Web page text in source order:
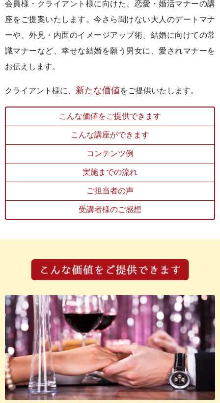
会員様・クライアント様に向けた、恋愛・婚活マナーの講
座をご提案いたします。今さら聞けない大人のデートマナ
ーや、外見・内面のイメージアップ術、結婚に向けての常
識マナーなど、幸せな結婚を願う男女に、愛されマナーを
お伝えします。
クライアント様に、 新たな価値をご提供いたします。
こんな価値をご提供できます
こんな講座ができます
コンテンツ例
実施までの流れ
ご担当者の声
受講者様のご感想